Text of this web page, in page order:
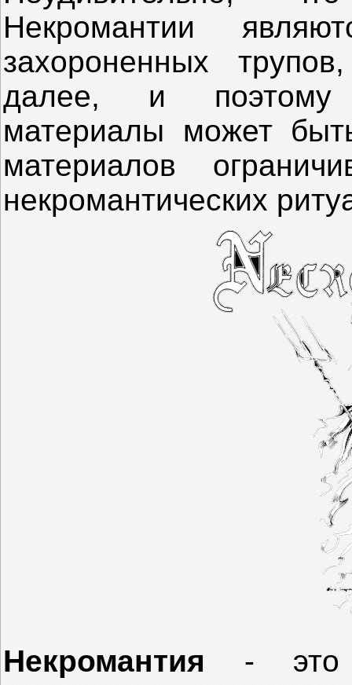
Некромантии
захороненных
далее, и поэтому
материалы может
материалов
некромантических
Некромантия - это